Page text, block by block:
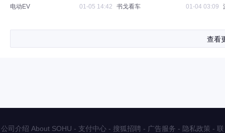
SUV
电动EV 01-05 14:42 书戈看车 01-04 03:09
查看
公司介绍 About SOHU - 支付中心 - 搜狐招聘 - 广告服务 - 隐私政策 - 联